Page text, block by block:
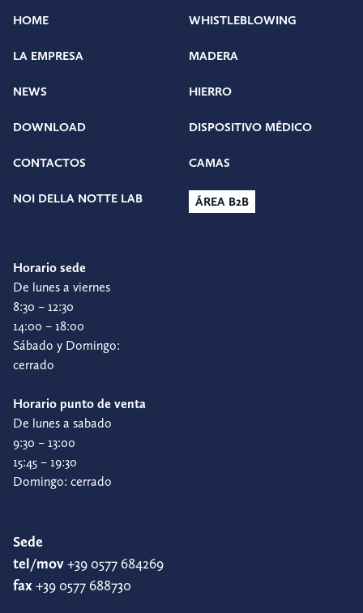
HOME
LA EMPRESA
NEWS
DOWNLOAD
CONTACTOS
NOI DELLA NOTTE LAB
WHISTLEBLOWING
MADERA
HIERRO
DISPOSITIVO MÉDICO
CAMAS
ÁREA B2B
Horario sede
De lunes a viernes
8:30 – 12:30
14:00 – 18:00
Sábado y Domingo:
cerrado
Horario punto de venta
De lunes a sabado
9:30 – 13:00
15:45 – 19:30
Domingo: cerrado
Sede
tel/mov+39 0577 684269
fax+39 0577 688730